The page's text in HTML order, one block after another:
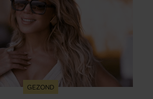
GEZOND